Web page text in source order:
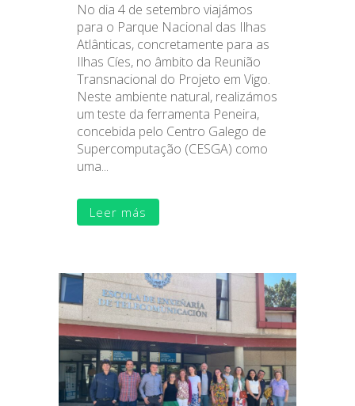
No dia 4 de setembro viajámos
para o Parque Nacional das Ilhas
Atlânticas, concretamente para as
Ilhas Cíes, no âmbito da Reunião
Transnacional do Projeto em Vigo.
Neste ambiente natural, realizámos
um teste da ferramenta Peneira,
concebida pelo Centro Galego de
Supercomputação (CESGA) como
uma...
Leer más